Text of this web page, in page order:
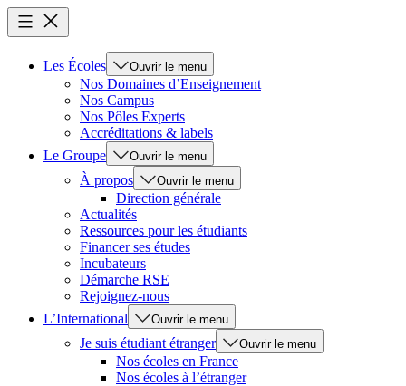
Les Écoles Ouvrir le menu
Nos Domaines d’Enseignement
Nos Campus
Nos Pôles Experts
Accréditations & labels
Le Groupe
Ouvrir le menu
À propos Ouvrir le menu
Direction générale
Actualités
Ressources pour les étudiants
Financer ses études
Incubateurs
Démarche RSE
Rejoignez-nous
L’International
Ouvrir le menu
Je suis étudiant étranger Ouvrir le menu
Nos écoles en France
Nos écoles à l’étranger